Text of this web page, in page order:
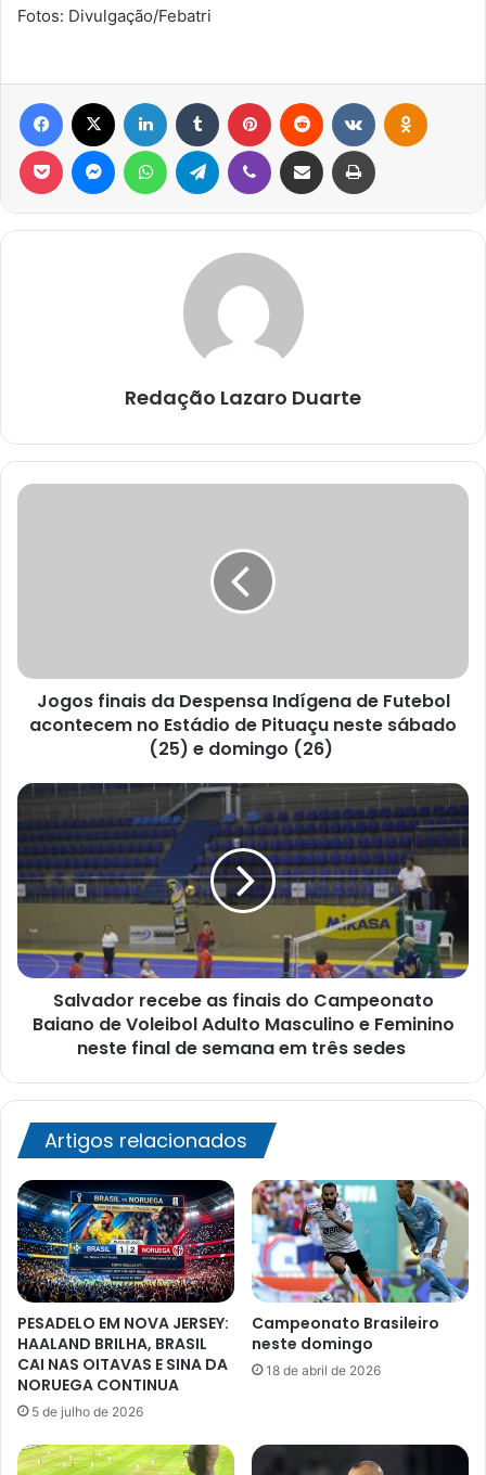
Fotos: Divulgação/Febatri
Facebook Linkedin Tumblr Pinterest Reddit
Pocket MessengerWhatsAppTelegram Viber Compartilhar via e-mail Imprimir
Redação Lazaro Duarte
Jogos
no
Estádio
de
sábado
domingo
(26)
Jogos finais da Despensa Indígena de Futebol
acontecem no Estádio de Pituaçu neste sábado
(25) e domingo (26)
Salvador
finais
do
Campeonato
Baiano
de
Voleibol
Adulto
Masculino
neste
de
semana
em
três
sedes
Salvador recebe as finais do Campeonato
Baiano de Voleibol Adulto Masculino e Feminino
neste final de semana em três sedes
Artigos relacionados
PESADELO EM NOVA JERSEY:
HAALAND BRILHA, BRASIL
CAI NAS OITAVAS E SINA DA
NORUEGA CONTINUA
5 de julho de 2026
Campeonato Brasileiro
neste domingo
18 de abril de 2026